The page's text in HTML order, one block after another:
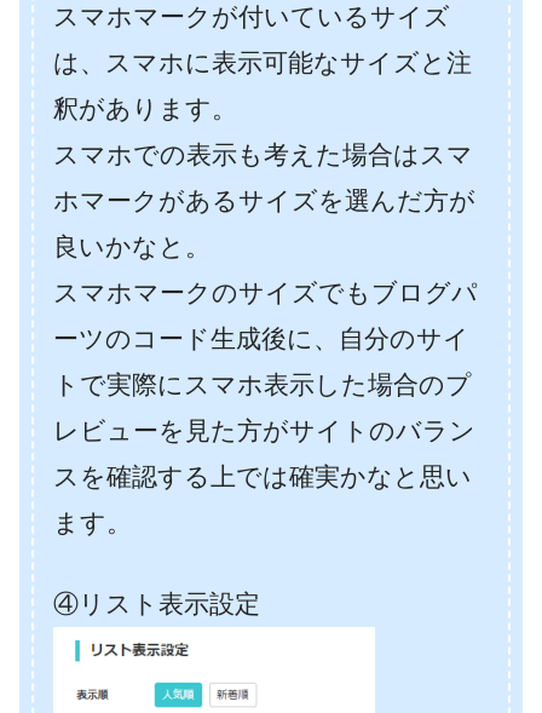
スマホマークが付いているサイズ
は、スマホに表示可能なサイズと注
釈があります。
スマホでの表示も考えた場合はスマ
ホマークがあるサイズを選んだ方が
良いかなと。
スマホマークのサイズでもブログパ
ーツのコード生成後に、自分のサイ
トで実際にスマホ表示した場合のプ
レビューを見た方がサイトのバラン
スを確認する上では確実かなと思い
ます。
④リスト表示設定